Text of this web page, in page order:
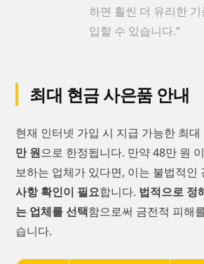
하면 훨씬 더 유리한
입할 수 있습니다.”
최대 현금 사은품 안내
현재 인터넷 가입 시 지급 가능한 최
만 원으로 한정됩니다. 만약 48만 원
보하는 업체가 있다면, 이는 불법적인
사항 확인이 필요합니다. 법적으로 정
는 업체를 선택함으로써 금전적 피해
습니다.